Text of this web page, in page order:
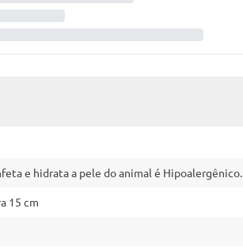
e hidrata a pele do animal é Hipoalergênico.
15 cm